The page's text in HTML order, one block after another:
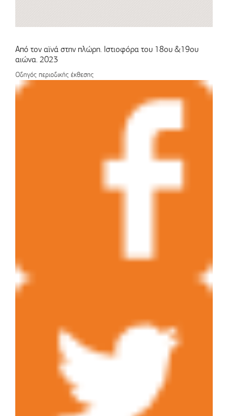
Από τον αϊνά στην πλώρη. Ιστιοφόρα του 18ου &19ου
αιώνα. 2023
Οδηγός περιοδικής έκθεσης